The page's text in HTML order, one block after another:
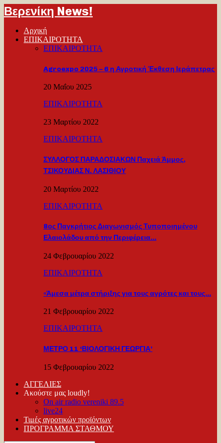
Βερενίκη News!
Αρχική
ΕΠΙΚΑΙΡΟΤΗΤΑ
ΕΠΙΚΑΙΡΟΤΗΤΑ
Agroexpo 2025 – 6 η Αγροτική Έκθεση Ιεράπετρας
20 Μαΐου 2025
ΕΠΙΚΑΙΡΟΤΗΤΑ
23 Μαρτίου 2022
ΕΠΙΚΑΙΡΟΤΗΤΑ
ΣΥΛΛΟΓΟΣ ΠΑΡΑΔΟΣΙΑΚΩΝ Παχειά Άμμος,
ΤΣΙΚΟΥΔΙΑΣ Ν. ΛΑΣΙΘΙΟΥ
20 Μαρτίου 2022
ΕΠΙΚΑΙΡΟΤΗΤΑ
8ος Παγκρήτιος Διαγωνισμός Τυποποιημένου
Ελαιολάδου από την Περιφέρεια…
24 Φεβρουαρίου 2022
ΕΠΙΚΑΙΡΟΤΗΤΑ
«Άμεσα μέτρα στήριξης για τους αγρότες και τους…
21 Φεβρουαρίου 2022
ΕΠΙΚΑΙΡΟΤΗΤΑ
ΜΕΤΡΟ 11 ‘ΒΙΟΛΟΓΙΚΗ ΓΕΩΡΓΙΑ’
15 Φεβρουαρίου 2022
ΑΓΓΕΛΙΕΣ
Ακούστε μας loudly!
On air radio vereniki 89.5
live24
Τιμές αγροτικών προϊόντων
ΠΡΟΓΡΑΜΜΑ ΣΤΑΘΜΟΥ